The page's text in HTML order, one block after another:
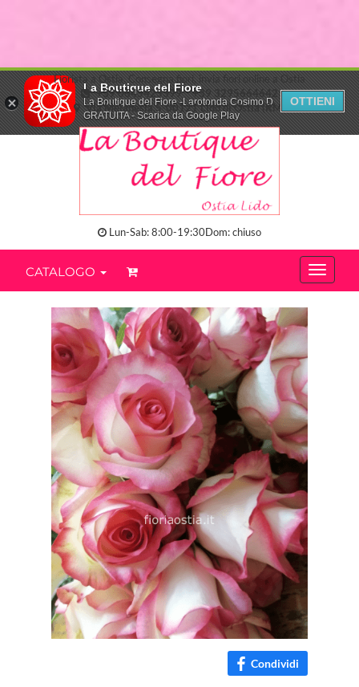
La Boutique del Fiore
La Boutique del Fiore -Larotonda Cosimo D.
GRATUITA - Scarica da Google Play
OTTIENI
Fiorista a Ostia. Consegna fiori, invia fiori online a Ostia
+39 0645425399
+39 3295664642
Via Melanesia,5-00121 Lido di Ostia (RM)
Lun-Sab: 8:00-19:30Dom: chiuso
CATALOGO
Condividi